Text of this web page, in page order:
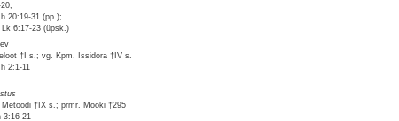
20:19-31 (pp.);
Lk 6:17-23 (üpsk.)
†I s.; vg. Kpm. Issidora †IV s.
2:1-11
Metoodi †IX s.; prmr. Mooki †295
3:16-21